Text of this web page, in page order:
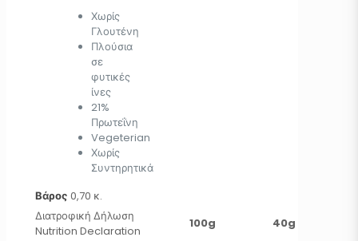
Χωρίς
Γλουτένη
Πλούσια
σε
φυτικές
ίνες
21%
Πρωτεΐνη
Vegeterian
Χωρίς
Συντηρητικά
Βάρος 0,70 κ.
Διατροφική Δήλωση
Nutrition Declaration
100g
40g